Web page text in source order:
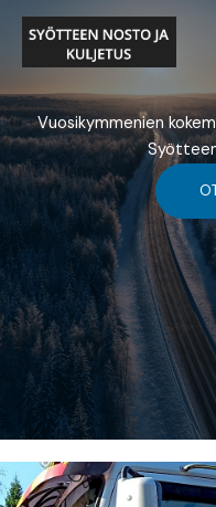
Siirry
sisältöön
Vuosikymmenien